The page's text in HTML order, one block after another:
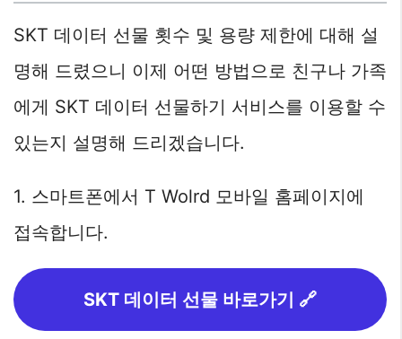
SKT 데이터 선물 횟수 및 용량 제한에 대해 설
명해 드렸으니 이제 어떤 방법으로 친구나 가족
에게 SKT 데이터 선물하기 서비스를 이용할 수
있는지 설명해 드리겠습니다.
1. 스마트폰에서 T Wolrd 모바일 홈페이지에
접속합니다.
SKT 데이터 선물 바로가기 🔗